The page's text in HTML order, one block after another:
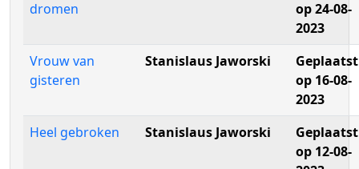
dromen
op 24-08-
2023
Vrouw van
gisteren
Stanislaus Jaworski
Geplaatst
op 16-08-
2023
Heel gebroken
Stanislaus Jaworski
Geplaatst
op 12-08-